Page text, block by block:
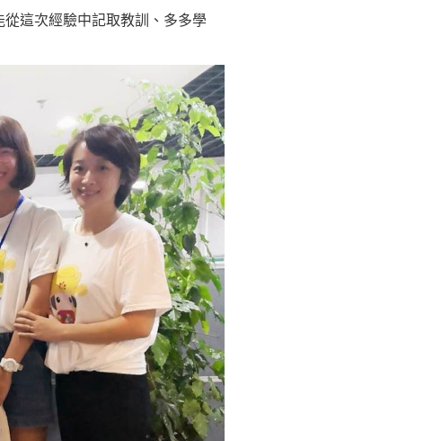
這次經驗中記取教訓、多多學